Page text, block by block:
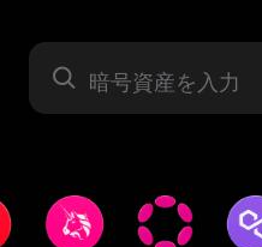
暗号資産